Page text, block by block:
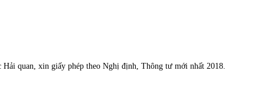
quan, xin giấy phép theo Nghị định, Thông tư mới nhất 2018.